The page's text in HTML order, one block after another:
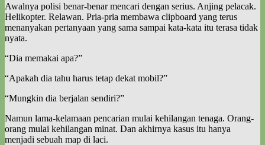
Awalnya polisi benar-benar mencari dengan serius. Anjing pelacak.
Helikopter. Relawan. Pria-pria membawa clipboard yang terus
menanyakan pertanyaan yang sama sampai kata-kata itu terasa tidak
nyata.
“Dia memakai apa?”
“Apakah dia tahu harus tetap dekat mobil?”
“Mungkin dia berjalan sendiri?”
Namun lama-kelamaan pencarian mulai kehilangan tenaga. Orang-
orang mulai kehilangan minat. Dan akhirnya kasus itu hanya
menjadi sebuah map di laci.